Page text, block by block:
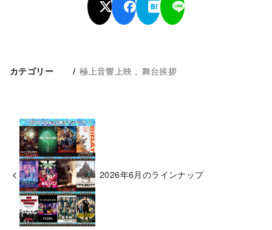
カテゴリー 極上音響上映 舞台挨拶
2026年6月のラインナップ